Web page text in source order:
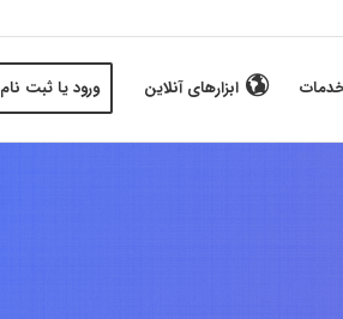
ابزارهای آنلاین ورود یا ثبت نام